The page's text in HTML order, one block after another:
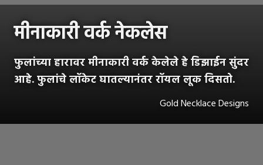
मीनाकारी वर्क नेकलेस
फुलांच्या हारावर मीनाकारी वर्क केलेले हे डिझाईन सुंदर
आहे. फुलांचे लॉकेट घातल्यानंतर रॉयल लूक दिसतो.
Gold Necklace Designs